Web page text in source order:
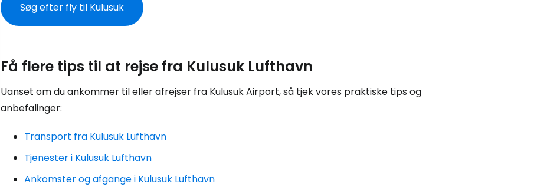
Søg efter fly til Kulusuk
Få flere tips til at rejse fra Kulusuk Lufthavn
Uanset om du ankommer til eller afrejser fra Kulusuk Airport, så tjek vores praktiske tips og
anbefalinger:
Transport fra Kulusuk Lufthavn
Tjenester i Kulusuk Lufthavn
Ankomster og afgange i Kulusuk Lufthavn